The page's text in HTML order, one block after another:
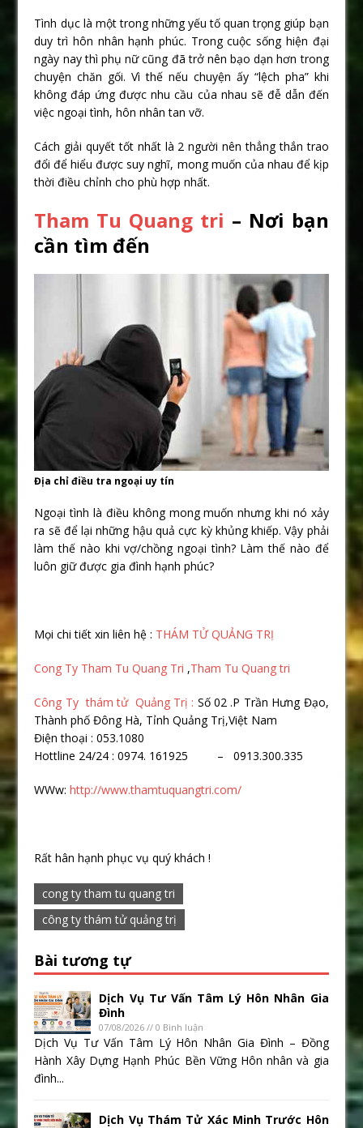
Tình dục là một trong những yếu tố quan trọng giúp bạn
duy trì hôn nhân hạnh phúc. Trong cuộc sống hiện đại
ngày nay thì phụ nữ cũng đã trở nên bạo dạn hơn trong
chuyện chăn gối. Vì thế nếu chuyện ấy “lệch pha” khi
không đáp ứng được nhu cầu của nhau sẽ đễ dẫn đến
việc ngoại tình, hôn nhân tan vỡ.
Cách giải quyết tốt nhất là 2 người nên thẳng thắn trao
đổi để hiểu được suy nghĩ, mong muốn của nhau để kịp
thời điều chỉnh cho phù hợp nhất.
Tham Tu Quang tri – Nơi bạn
cần tìm đến
Địa chỉ điều tra ngoại uy tín
Ngoại tình là điều không mong muốn nhưng khi nó xảy
ra sẽ để lại những hậu quả cực kỳ khủng khiếp. Vậy phải
làm thế nào khi vợ/chồng ngoại tình? Làm thế nào để
luôn giữ được gia đình hạnh phúc?
Mọi chi tiết xin liên hệ : THÁM TỬ QUẢNG TRỊ
Cong Ty Tham Tu Quang Tri ,Tham Tu Quang tri
Công Ty thám tử Quảng Trị : Số 02 .P Trần Hưng Đạo,
Thành phố Đông Hà, Tỉnh Quảng Trị,Việt Nam
Điện thoại : 053.1080
Hottline 24/24 : 0974. 161925 – 0913.300.335
WWw:http://www.thamtuquangtri.com/
Rất hân hạnh phục vụ quý khách !
cong ty tham tu quang tri
công ty thám tử quảng trị
Bài tương tự
Dịch Vụ Tư Vấn Tâm Lý Hôn Nhân Gia
Đình
07/08/2026 // 0 Bình luận
Dịch Vụ Tư Vấn Tâm Lý Hôn Nhân Gia Đình – Đồng
Hành Xây Dựng Hạnh Phúc Bền Vững Hôn nhân và gia
đình...
Dịch Vụ Thám Tử Xác Minh Trước Hôn